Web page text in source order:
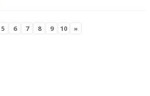
5 6 7 8 9 10 »